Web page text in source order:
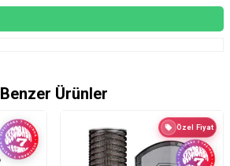
Benzer Ürünler
Özel Fiyat